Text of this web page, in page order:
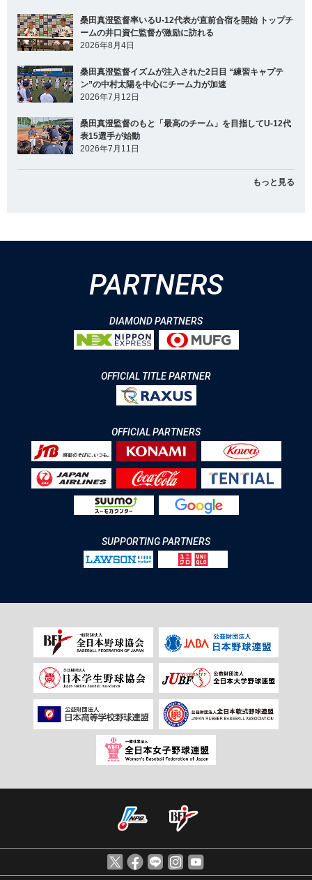
桑田真澄監督率いるU-12代表が直前合宿を開始 トップチ
ームの井口資仁監督が激励に訪れる
2026年8月4日
桑田真澄監督イズムが注入された2日目 “練習キャプテ
ン”の中村太陽を中心にチーム力が加速
2026年7月12日
桑田真澄監督のもと「最高のチーム」を目指してU-12代
表15選手が始動
2026年7月11日
もっと見る
PARTNERS
DIAMOND PARTNERS
OFFICIAL TITLE PARTNER
OFFICIAL PARTNERS
SUPPORTING PARTNERS